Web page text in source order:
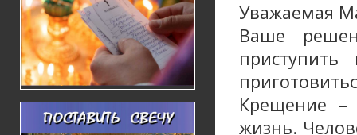
Уважаемая
Ваше
Крещение –
жизнь.